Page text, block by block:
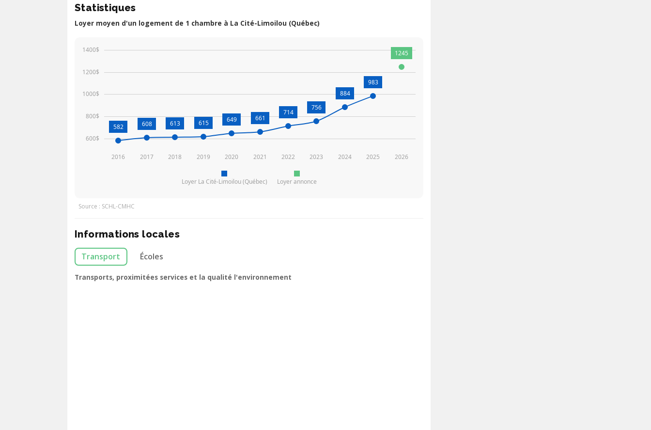
Statistiques
Loyer moyen d'un logement de 1 chambre à La Cité-Limoilou (Québec)
Loyer La Cité-Limoilou (Québec) Loyer annonce
2016 2017 2018 2019 2020 2021 2022 2023 2024 2025 2026
600$
800$
1000$
1200$
1400$
582 608 613 615 649 661
714
756
884
983
1245
Source : SCHL-CMHC
Informations locales
Transport Écoles
Transports, proximitées services et la qualité l'environnement